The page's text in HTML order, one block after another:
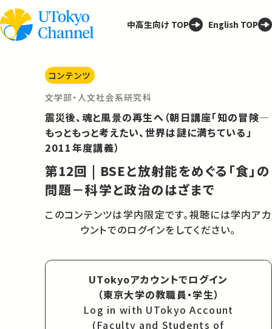
中高生向け TOP English TOP
コンテンツ
文学部・人文社会系研究科
震災後、魂と風景の再生へ（朝日講座「知の冒険—
もっともっと考えたい、世界は謎に満ちている」
2011年度講義）
第12回 | BSEと放射能をめぐる「食」の
問題－科学と政治のはざまで
このコンテンツは学内限定です。視聴には学内アカ
ウントでのログインをしてください。
UTokyoアカウントでログイン
（東京大学の教職員・学生）
Log in with UTokyo Account
(Faculty and Students of